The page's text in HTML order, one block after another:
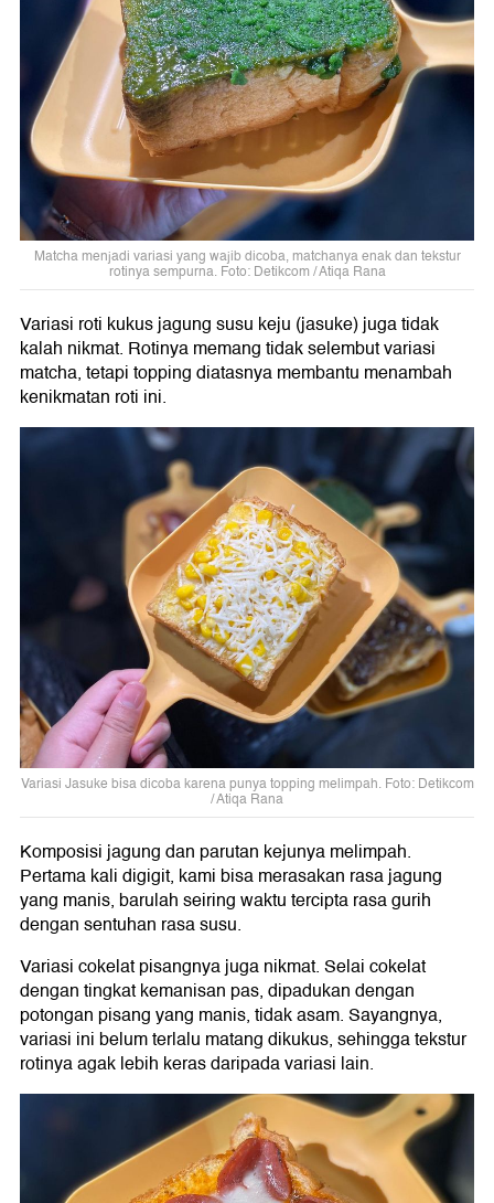
Matcha menjadi variasi yang wajib dicoba, matchanya enak dan tekstur
rotinya sempurna. Foto: Detikcom / Atiqa Rana
Variasi roti kukus jagung susu keju (jasuke) juga tidak
kalah nikmat. Rotinya memang tidak selembut variasi
matcha, tetapi topping diatasnya membantu menambah
kenikmatan roti ini.
Variasi Jasuke bisa dicoba karena punya topping melimpah. Foto: Detikcom
/ Atiqa Rana
Komposisi jagung dan parutan kejunya melimpah.
Pertama kali digigit, kami bisa merasakan rasa jagung
yang manis, barulah seiring waktu tercipta rasa gurih
dengan sentuhan rasa susu.
Variasi cokelat pisangnya juga nikmat. Selai cokelat
dengan tingkat kemanisan pas, dipadukan dengan
potongan pisang yang manis, tidak asam. Sayangnya,
variasi ini belum terlalu matang dikukus, sehingga tekstur
rotinya agak lebih keras daripada variasi lain.